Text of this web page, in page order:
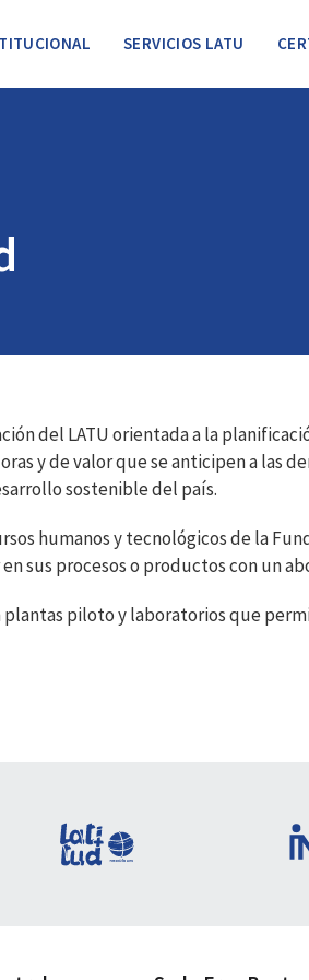
SERVICIOS LATU
del LATU orientada a la
y de valor que se anticipen a las
sostenible del país.
humanos y tecnológicos de la
sus procesos o productos con un
piloto y laboratorios que